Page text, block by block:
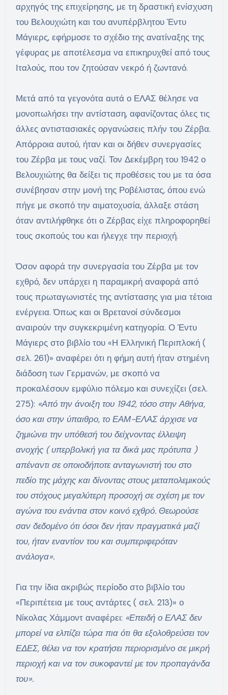
αρχηγός της επιχείρησης, με τη δραστική ενίσχυση
του Βελουχιώτη και του ανυπέρβλητου Έντυ
Μάγιερς, εφήρμοσε το σχέδιο της ανατίναξης της
γέφυρας με αποτέλεσμα να επικηρυχθεί από τους
Ιταλούς, που τον ζητούσαν νεκρό ή ζωντανό.
Μετά από τα γεγονότα αυτά ο ΕΛΑΣ θέλησε να
μονοπωλήσει την αντίσταση, αφανίζοντας όλες τις
άλλες αντιστασιακές οργανώσεις πλήν του Ζέρβα.
Απόρροια αυτού, ήταν και οι δήθεν συνεργασίες
του Ζέρβα με τους ναζί. Τον Δεκέμβρη του 1942 ο
Βελουχιώτης θα δείξει τις προθέσεις του με τα όσα
συνέβησαν στην μονή της Ροβέλιστας, όπου ενώ
πήγε με σκοπό την αιματοχυσία, άλλαξε στάση
όταν αντιλήφθηκε ότι ο Ζέρβας είχε πληροφορηθεί
τους σκοπούς του και ήλεγχε την περιοχή.
Όσον αφορά την συνεργασία του Ζέρβα με τον
εχθρό, δεν υπάρχει η παραμικρή αναφορά από
τους πρωταγωνιστές της αντίστασης για μια τέτοια
ενέργεια. Όπως και οι Βρετανοί σύνδεσμοι
αναιρούν την συγκεκριμένη κατηγορία. Ο Έντυ
Μάγιερς στο βιβλίο του «Η Ελληνική Περιπλοκή (
σελ. 261)» αναφέρει ότι η φήμη αυτή ήταν στημένη
διάδοση των Γερμανών, με σκοπό να
προκαλέσουν εμφύλιο πόλεμο και συνεχίζει (σελ.
275): «Από την άνοιξη του 1942, τόσο στην Αθήνα,
όσο και στην ύπαιθρο, το ΕΑΜ-ΕΛΑΣ άρχισε να
ζημιώνει την υπόθεσή του δείχνοντας έλλειψη
ανοχής ( υπερβολική για τα δικά μας πρότυπα )
απέναντι σε οποιοδήποτε ανταγωνιστή του στο
πεδίο της μάχης και δίνοντας στους μεταπολεμικούς
του στόχους μεγαλύτερη προσοχή σε σχέση με τον
αγώνα του ενάντια στον κοινό εχθρό. Θεωρούσε
σαν δεδομένο ότι όσοι δεν ήταν πραγματικά μαζί
του, ήταν εναντίον του και συμπεριφερόταν
ανάλογα».
Για την ίδια ακριβώς περίοδο στο βιβλίο του
«Περιπέτεια με τους αντάρτες ( σελ. 213)» ο
Νίκολας Χάμμοντ αναφέρει: «Επειδή ο ΕΛΑΣ δεν
μπορεί να ελπίζει τώρα πια ότι θα εξολοθρεύσει τον
ΕΔΕΣ, θέλει να τον κρατήσει περιορισμένο σε μικρή
περιοχή και να τον συκοφαντεί με τον προπαγάνδα
του».